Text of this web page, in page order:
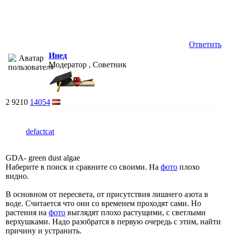
Ответить
Инед
Модератор , Советник
2 9210 14054
defactcat
GDA- green dust algae
Наберите в поиск и сравните со своими. На фото плохо
видно.
В основном от пересвета, от присутствия лишнего азота в
воде. Считается что они со временем проходят сами. Но
растения на фото выглядят плохо растущими, с светлыми
верхушками. Надо разобратся в первую очередь с этим, найти
причину и устранить.